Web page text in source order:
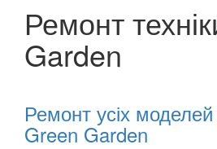
Ремонт
Garden
товари
Ремонт усіх моделей
Green Garden